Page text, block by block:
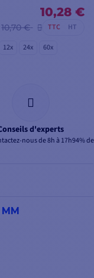
10,28 €
10,70 € TTC HT
12x 24x 60x
d'experts
nous de 8h à 17h94%